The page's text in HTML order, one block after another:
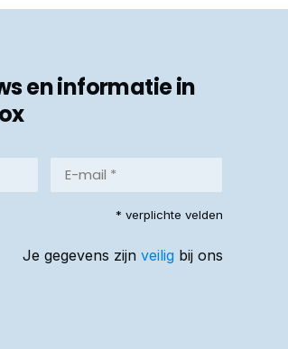
en informatie in
mail
* verplichte velden
Je gegevens zijn veilig bij ons